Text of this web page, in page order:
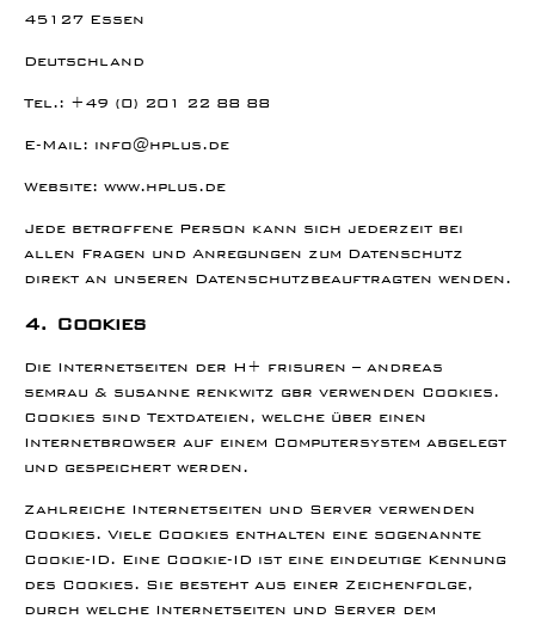
45127 Essen
Deutschland
Tel.: +49 (0) 201 22 88 88
E-Mail: info@hplus.de
Website: www.hplus.de
Jede betroffene Person kann sich jederzeit bei
allen Fragen und Anregungen zum Datenschutz
direkt an unseren Datenschutzbeauftragten wenden.
4. Cookies
Die Internetseiten der H+ frisuren – andreas
semrau & susanne renkwitz gbr verwenden Cookies.
Cookies sind Textdateien, welche über einen
Internetbrowser auf einem Computersystem abgelegt
und gespeichert werden.
Zahlreiche Internetseiten und Server verwenden
Cookies. Viele Cookies enthalten eine sogenannte
Cookie-ID. Eine Cookie-ID ist eine eindeutige Kennung
des Cookies. Sie besteht aus einer Zeichenfolge,
durch welche Internetseiten und Server dem